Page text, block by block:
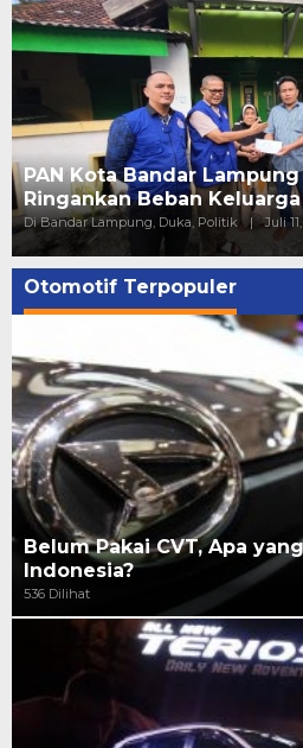
PAN Kota Bandar
Ringankan Beban
Di Bandar Lampung, Duka, Politik | Juli
Otomotif Terpopuler
Belum Pakai CVT, Apa
Indonesia?
536 Dilihat